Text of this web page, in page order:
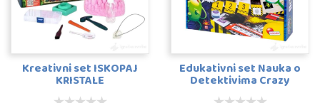
Kreativni set ISKOPAJ
KRISTALE
Edukativni set Nauka o
Detektivima Crazy
Science